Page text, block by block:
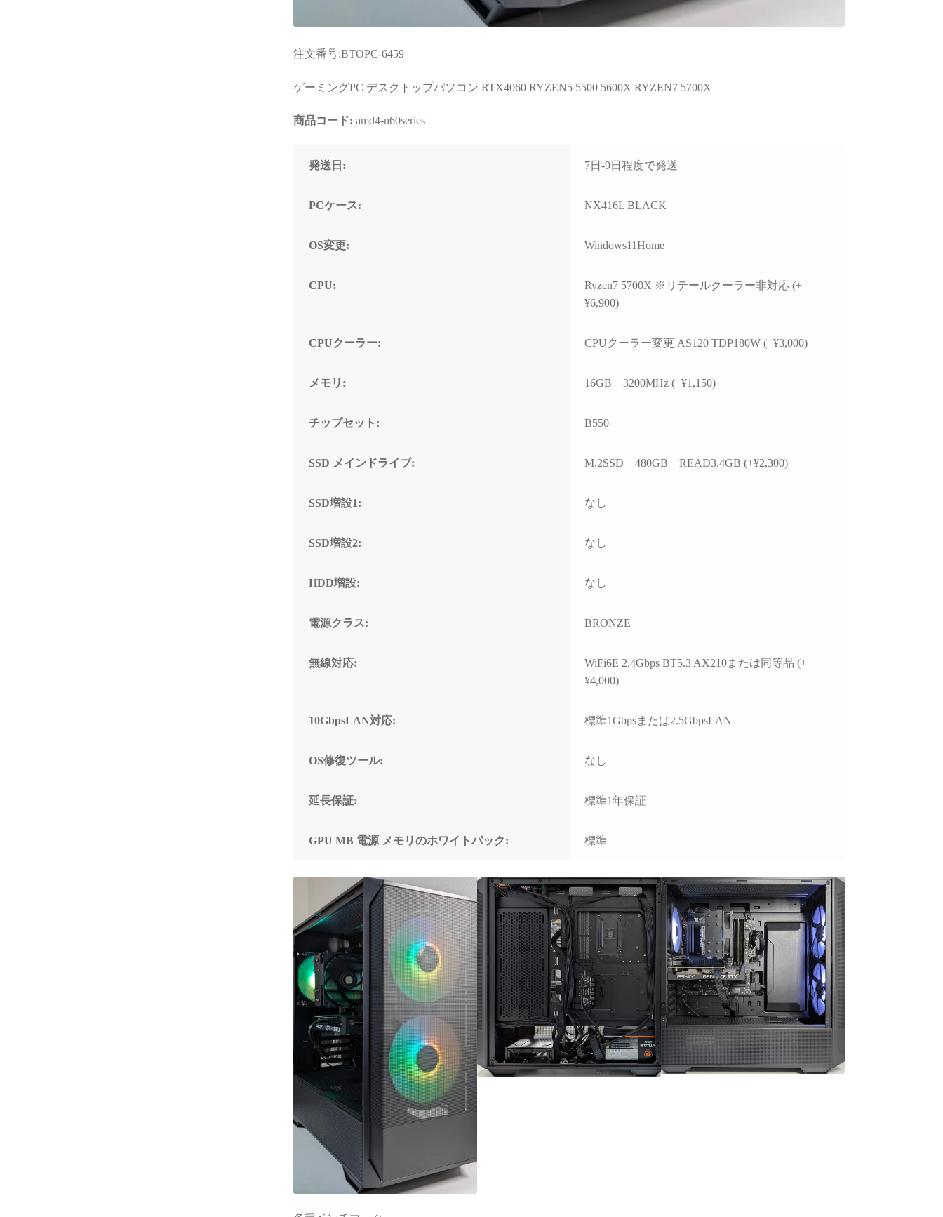
注文番号:BTOPC-6459
ゲーミングPC デスクトップパソコン RTX4060 RYZEN5 5500 5600X RYZEN7 5700X
商品コード: amd4-n60series
発送日: 7日-9日程度で発送
PCケース: NX416L BLACK
OS変更: Windows11Home
CPU:
Ryzen7 5700X ※リテールクーラー非対応 (+
¥6,900)
CPUクーラー: CPUクーラー変更 AS120 TDP180W (+¥3,000)
メモリ: 16GB 3200MHz (+¥1,150)
チップセット: B550
SSD メインドライブ: M.2SSD 480GB READ3.4GB (+¥2,300)
SSD増設1: なし
SSD増設2: なし
HDD増設: なし
電源クラス: BRONZE
無線対応:
WiFi6E 2.4Gbps BT5.3 AX210または同等品 (+
¥4,000)
10GbpsLAN対応: 標準1Gbpsまたは2.5GbpsLAN
OS修復ツール: なし
延長保証: 標準1年保証
GPU MB 電源 メモリのホワイトパック: 標準
だけて非常に助かりまし
(良い意味で変態と言うアレ
です！笑)
購入後に何かトラブルがあ
で、最も重要で価値のある
か。
を購入しようとは思えなく
する時間が無駄と感じてし
必ずPCBTO専門店さんで購